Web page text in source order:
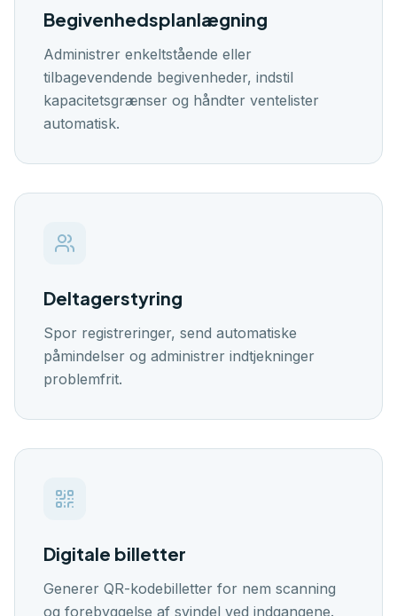
Begivenhedsplanlægning
Administrer enkeltstående eller
tilbagevendende begivenheder, indstil
kapacitetsgrænser og håndter ventelister
automatisk.
Deltagerstyring
Spor registreringer, send automatiske
påmindelser og administrer indtjekninger
problemfrit.
Digitale billetter
Generer QR-kodebilletter for nem scanning
og forebyggelse af svindel ved indgangene.